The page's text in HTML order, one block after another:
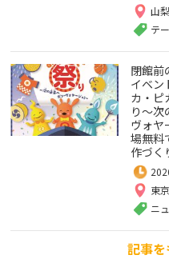
山
テ
閉館前
イベン
カ・ピ
り～次
ヴォヤ
場無料
作づく
東
ニ
記事